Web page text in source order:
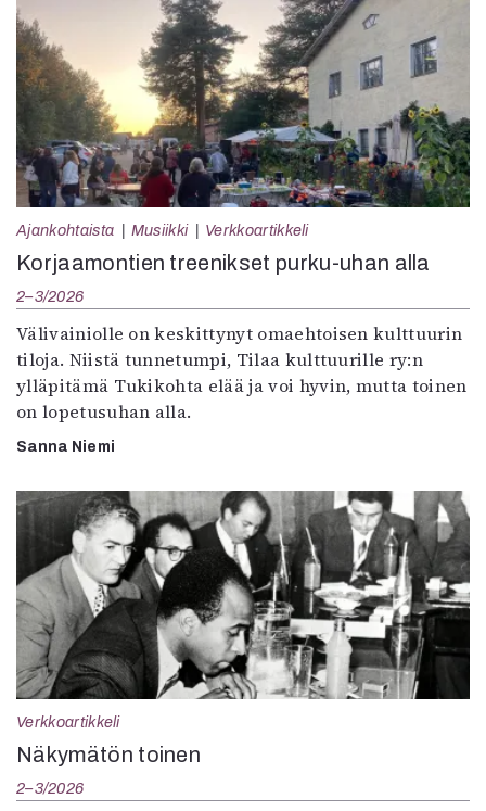
Ajankohtaista Musiikki Verkkoartikkeli
Korjaamontien treenikset purku-uhan alla
2–3/2026
Välivainiolle on keskittynyt omaehtoisen kulttuurin
tiloja. Niistä tunnetumpi, Tilaa kulttuurille ry:n
ylläpitämä Tukikohta elää ja voi hyvin, mutta toinen
on lopetusuhan alla.
Sanna Niemi
Verkkoartikkeli
Näkymätön toinen
2–3/2026